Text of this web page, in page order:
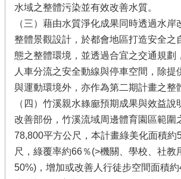
水域之整體污染並有效改善水質。
（三）藉由水質淨化成果同時透過水岸
整體景觀設計，於都會地區打造安全之
態之整體環境，並透過合宜之交通規劃
人車分流之安全動線與停車空間，除提
與運動環境外，亦作為第二期計畫之整
（四）竹溪親水綠廊預期成果與效益說
改善部份，竹溪流域周邊體育園區範圍
78,800平方公尺，本計畫綠美化面積約
尺，綠覆率約66％(>機關、學校、社教
50%)，增加或改善人行徒步空間面積約